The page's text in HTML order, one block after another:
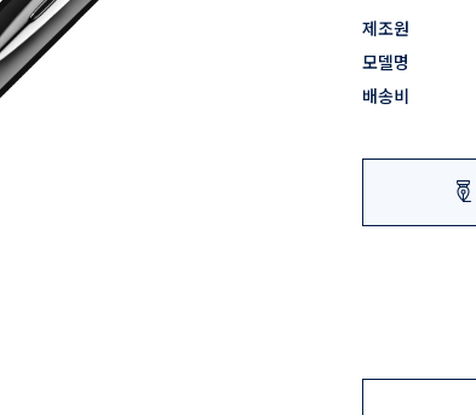
제조원
모델명
배송비